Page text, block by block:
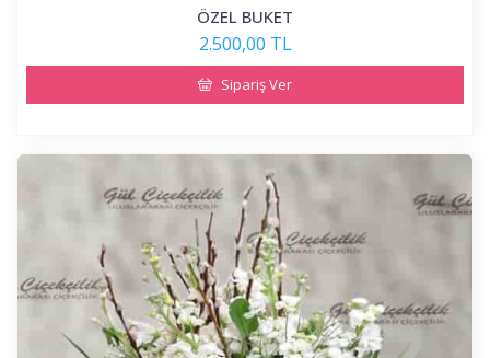
ÖZEL BUKET
2.500,00 TL
Sipariş Ver